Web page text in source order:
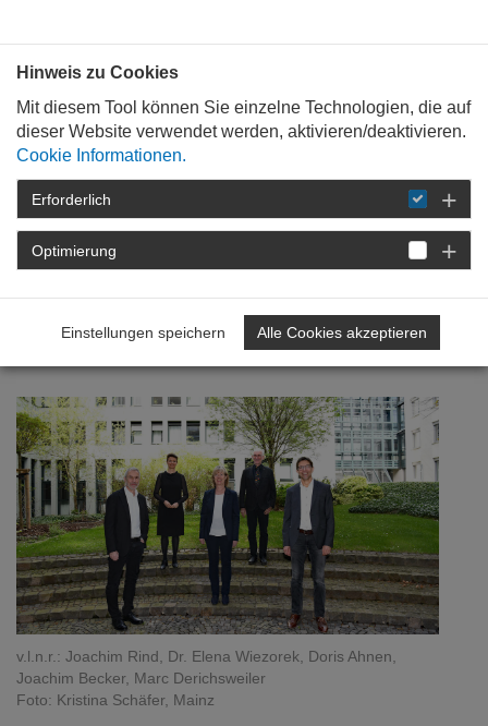
STARTSEITE DETAIL
Treffen mit Finanzministerin
Ahnen
v.l.n.r.: Joachim Rind, Dr. Elena Wiezorek, Doris Ahnen,
Joachim Becker, Marc Derichsweiler
Foto: Kristina Schäfer, Mainz
Hinweis zu Cookies
Mit diesem Tool können Sie einzelne Technologien, die auf
dieser Website verwendet werden, aktivieren/deaktivieren.
Cookie Informationen.
Erforderlich
Optimierung
Einstellungen speichern Alle Cookies akzeptieren